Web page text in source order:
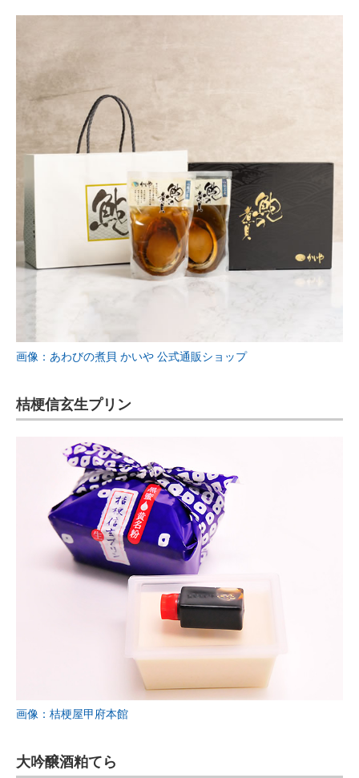
画像：あわびの煮貝 かいや 公式通販ショップ
桔梗信玄生プリン
画像：桔梗屋甲府本館
大吟醸酒粕てら